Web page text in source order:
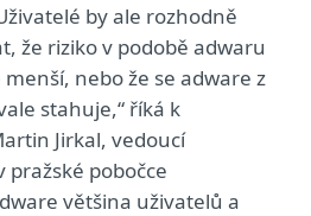
by ale rozhodně
že riziko v podobě adwaru
nebo že se adware z
stahuje,“ říká k
Jirkal, vedoucí
pobočce
většina uživatelů a